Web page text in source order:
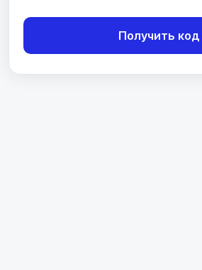
Получить код